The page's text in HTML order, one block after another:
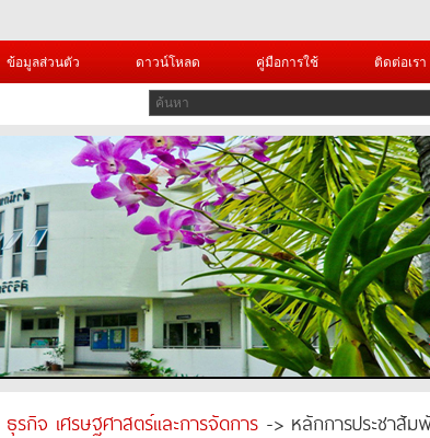
ข้อมูลส่วนตัว ดาวน์โหลด คู่มือการใช้ ติดต่อเรา
ธุรกิจ เศรษฐศาสตร์และการจัดการ -> หลักการประชาสัม